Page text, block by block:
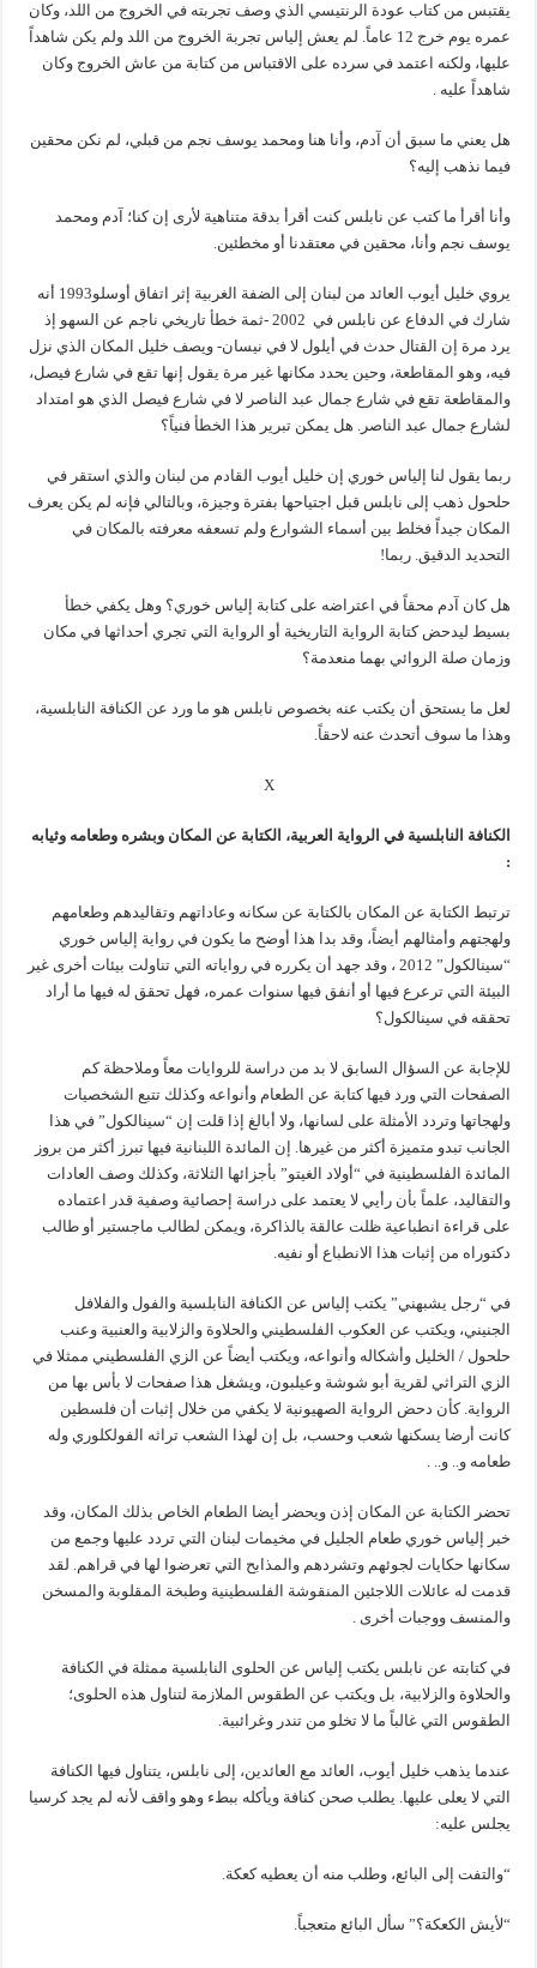
يقتبس من كتاب عودة الرنتيسي الذي وصف تجربته في الخروج من اللد، وكان
عمره يوم خرج 12 عاماً. لم يعش إلياس تجربة الخروج من اللد ولم يكن شاهداً
عليها، ولكنه اعتمد في سرده على الاقتباس من كتابة من عاش الخروج وكان
شاهداً عليه .
هل يعني ما سبق أن آدم، وأنا هنا ومحمد يوسف نجم من قبلي، لم نكن محقين
فيما نذهب إليه؟
وأنا أقرأ ما كتب عن نابلس كنت أقرأ بدقة متناهية لأرى إن كنا؛ آدم ومحمد
يوسف نجم وأنا، محقين في معتقدنا أو مخطئين.
يروي خليل أيوب العائد من لبنان إلى الضفة الغربية إثر اتفاق أوسلو1993 أنه
شارك في الدفاع عن نابلس في 2002 -ثمة خطأ تاريخي ناجم عن السهو إذ
يرد مرة إن القتال حدث في أيلول لا في نيسان- ويصف خليل المكان الذي نزل
فيه، وهو المقاطعة، وحين يحدد مكانها غير مرة يقول إنها تقع في شارع فيصل،
والمقاطعة تقع في شارع جمال عبد الناصر لا في شارع فيصل الذي هو امتداد
لشارع جمال عبد الناصر. هل يمكن تبرير هذا الخطأ فنياً؟
ربما يقول لنا إلياس خوري إن خليل أيوب القادم من لبنان والذي استقر في
حلحول ذهب إلى نابلس قبل اجتياحها بفترة وجيزة، وبالتالي فإنه لم يكن يعرف
المكان جيداً فخلط بين أسماء الشوارع ولم تسعفه معرفته بالمكان في
التحديد الدقيق. ربما!
هل كان آدم محقاً في اعتراضه على كتابة إلياس خوري؟ وهل يكفي خطأ
بسيط ليدحض كتابة الرواية التاريخية أو الرواية التي تجري أحداثها في مكان
وزمان صلة الروائي بهما منعدمة؟
لعل ما يستحق أن يكتب عنه بخصوص نابلس هو ما ورد عن الكنافة النابلسية،
وهذا ما سوف أتحدث عنه لاحقاً.
X
الكنافة النابلسية في الرواية العربية، الكتابة عن المكان وبشره وطعامه وثيابه
:
ترتبط الكتابة عن المكان بالكتابة عن سكانه وعاداتهم وتقاليدهم وطعامهم
ولهجتهم وأمثالهم أيضاً، وقد بدا هذا أوضح ما يكون في رواية إلياس خوري
“سينالكول” 2012 ، وقد جهد أن يكرره في رواياته التي تناولت بيئات أخرى غير
البيئة التي ترعرع فيها أو أنفق فيها سنوات عمره، فهل تحقق له فيها ما أراد
تحققه في سينالكول؟
للإجابة عن السؤال السابق لا بد من دراسة للروايات معاً وملاحظة كم
الصفحات التي ورد فيها كتابة عن الطعام وأنواعه وكذلك تتبع الشخصيات
ولهجاتها وتردد الأمثلة على لسانها، ولا أبالغ إذا قلت إن “سينالكول” في هذا
الجانب تبدو متميزة أكثر من غيرها. إن المائدة اللبنانية فيها تبرز أكثر من بروز
المائدة الفلسطينية في “أولاد الغيتو” بأجزائها الثلاثة، وكذلك وصف العادات
والتقاليد، علماً بأن رأيي لا يعتمد على دراسة إحصائية وصفية قدر اعتماده
على قراءة انطباعية ظلت عالقة بالذاكرة، ويمكن لطالب ماجستير أو طالب
دكتوراه من إثبات هذا الانطباع أو نفيه.
في “رجل يشبهني” يكتب إلياس عن الكنافة النابلسية والفول والفلافل
الجنيني، ويكتب عن العكوب الفلسطيني والحلاوة والزلابية والعنبية وعنب
حلحول / الخليل وأشكاله وأنواعه، ويكتب أيضاً عن الزي الفلسطيني ممثلا في
الزي التراثي لقرية أبو شوشة وعيلبون، ويشغل هذا صفحات لا بأس بها من
الرواية. كأن دحض الرواية الصهيونية لا يكفي من خلال إثبات أن فلسطين
كانت أرضا يسكنها شعب وحسب، بل إن لهذا الشعب تراثه الفولكلوري وله
طعامه و.. و.. .
تحضر الكتابة عن المكان إذن ويحضر أيضا الطعام الخاص بذلك المكان، وقد
خبر إلياس خوري طعام الجليل في مخيمات لبنان التي تردد عليها وجمع من
سكانها حكايات لجوئهم وتشردهم والمذابح التي تعرضوا لها في قراهم. لقد
قدمت له عائلات اللاجئين المنقوشة الفلسطينية وطبخة المقلوبة والمسخن
والمنسف ووجبات أخرى .
في كتابته عن نابلس يكتب إلياس عن الحلوى النابلسية ممثلة في الكنافة
والحلاوة والزلابية، بل ويكتب عن الطقوس الملازمة لتناول هذه الحلوى؛
الطقوس التي غالباً ما لا تخلو من تندر وغرائبية.
عندما يذهب خليل أيوب، العائد مع العائدين، إلى نابلس، يتناول فيها الكنافة
التي لا يعلى عليها. يطلب صحن كنافة ويأكله ببطء وهو واقف لأنه لم يجد كرسيا
يجلس عليه:
“والتفت إلى البائع، وطلب منه أن يعطيه كعكة.
“لأيش الكعكة؟” سأل البائع متعجباً.